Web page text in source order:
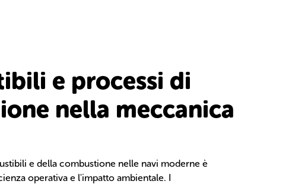
e processi di
nella meccanica
e della combustione nelle navi moderne è
operativa e l'impatto ambientale. I